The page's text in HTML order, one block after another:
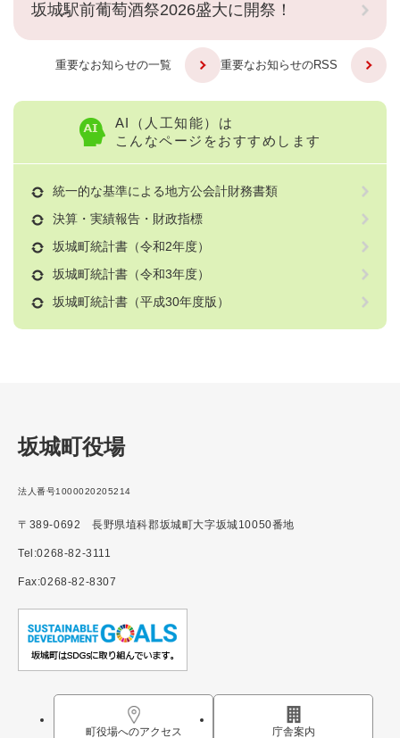
坂城駅前葡萄酒祭2026盛大に開祭！
重要なお知らせの一覧 重要なお知らせのRSS
AI（人工知能）は
こんなページをおすすめします
統一的な基準による地方公会計財務書類
決算・実績報告・財政指標
坂城町統計書（令和2年度）
坂城町統計書（令和3年度）
坂城町統計書（平成30年度版）
坂城町役場
法人番号1000020205214
〒389-0692 長野県埴科郡坂城町大字坂城10050番地
Tel:0268-82-3111
Fax:0268-82-8307
町役場へのアクセス 庁舎案内